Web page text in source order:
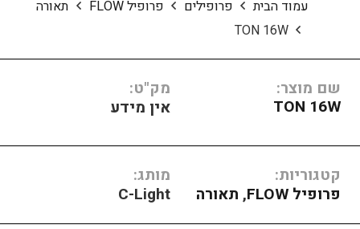
עמוד הבית פרופילים פרופיל FLOW
תאורה
TON 16W
שם מוצר:
TON 16W
מק"ט:
אין מידע
קטגוריות:
פרופיל FLOW
, תאורה
מותג:
C-Light